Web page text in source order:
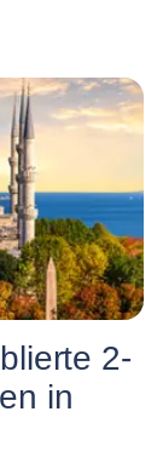
2-
in